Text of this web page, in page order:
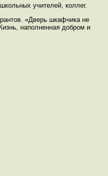
учителей, коллег.
«Дверь шкафчика не
наполненная добром и